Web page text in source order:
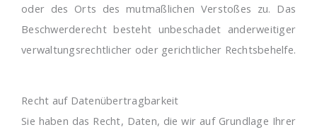
oder des Orts des mutmaßlichen Verstoßes zu. Das
Beschwerderecht besteht unbeschadet anderweitiger
verwaltungsrechtlicher oder gerichtlicher Rechtsbehelfe.
Recht auf Datenübertragbarkeit
Sie haben das Recht, Daten, die wir auf Grundlage Ihrer